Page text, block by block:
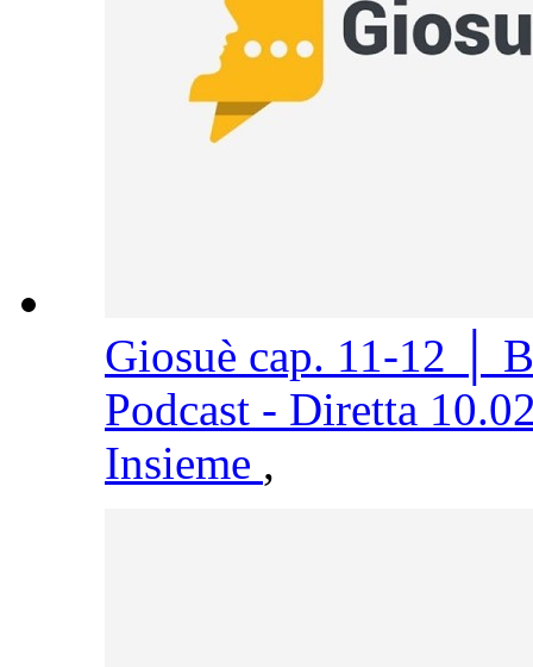
Giosuè cap. 11-12 │
Podcast - Diretta
Insieme ,